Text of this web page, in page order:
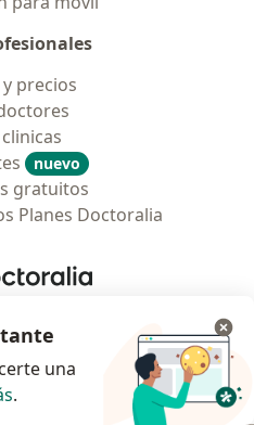
precios
nuevo
gratuitos
Planes Doctoralia
Doctoralia - Página de inicio
97 - 73
D.C., Colombia
una
.